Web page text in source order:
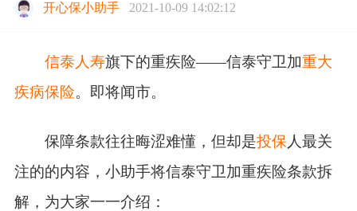
开心保小助手 2021-10-09 14:02:12
信泰人寿旗下的重疾险——信泰守卫加重大
疾病保险。即将闻市。
保障条款往往晦涩难懂，但却是投保 人最关
注的的内容，小助手将信泰守卫加重疾险条款拆
解，为大家一一介绍：